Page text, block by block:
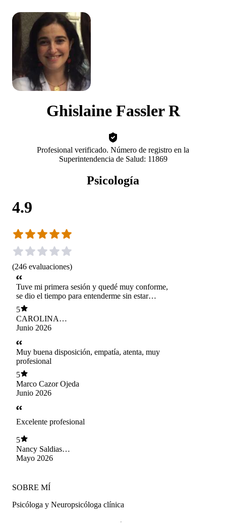
Ghislaine Fassler R
Profesional verificado. Número de registro en la
Superintendencia de Salud: 11869
Psicología
4.9
(246 evaluaciones)
Tuve mi primera sesión y quedé muy conforme,
se dio el tiempo para entenderme sin estar
pendiente de la hora. Muy cercana y amable. Se
me hizo fácil la comunicación
5
CAROLINA
DELGADO
Junio 2026
Muy buena disposición, empatía, atenta, muy
profesional
5
Marco Cazor Ojeda
Junio 2026
Excelente profesional
5
Nancy Saldias
Quezada
Mayo 2026
SOBRE MÍ
Psicóloga y Neuropsicóloga clínica